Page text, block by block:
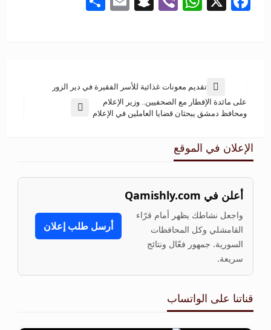
تقديم معونات غذائية للأسر الفقيرة في دير الزور
على مائدة الإفطار مع الصحفيين.. وزير الإعلام
ومحافظ دمشق يبحثان قضايا العاملين في الإعلام
الإعلان في الموقع
أعلن في Qamishly.com
واجعل نشاطك يظهر أمام قرّاء
القامشلي وكل المحافظات
السورية. جمهور فعّال ونتائج
سريعة.
أرسل طلب إعلان
قناتنا على الواتساب